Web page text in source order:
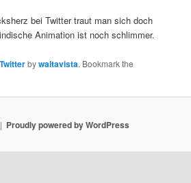
bei Twitter traut man sich doch
Animation ist noch schlimmer.
Twitterbywaltavista. Bookmark the
Proudly powered by WordPress